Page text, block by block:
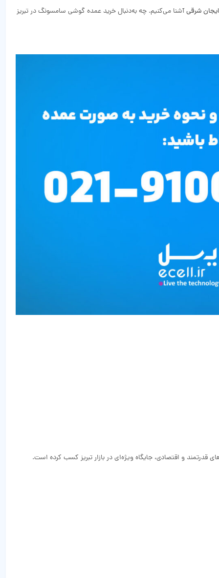
شرقیآشنا می‌کنیم. چه به‌دنبال خرید عمده گوشی سامسونگ در تبریز
و اقتصادی، جایگاه ویژه‌ای در بازار تبریز کسب کرده است.